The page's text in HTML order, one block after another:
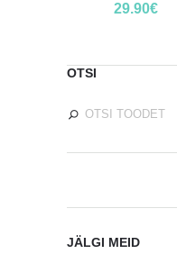
29.90€
OTSI
JÄLGI MEID